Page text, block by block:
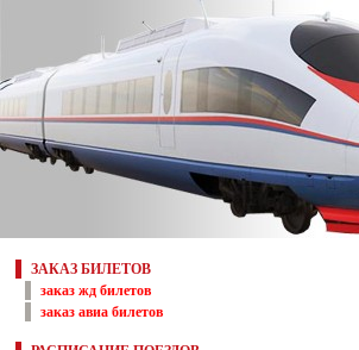
ЗАКАЗ БИЛЕТОВ
заказ жд билетов
заказ авиа билетов